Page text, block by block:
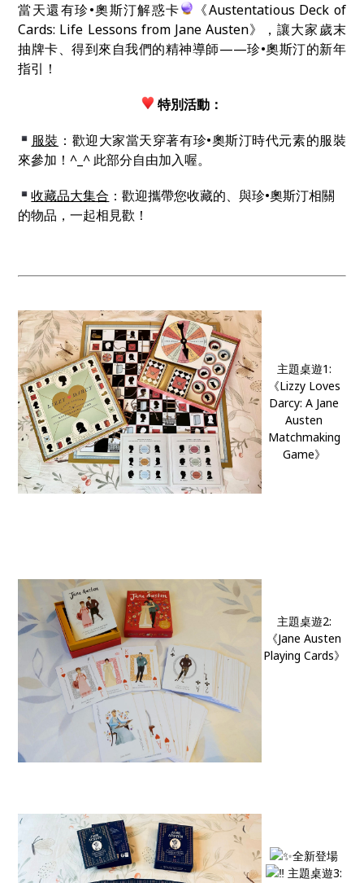
當天還有珍•奧斯汀解惑卡
《Austentatious Deck of
Cards: Life Lessons from Jane Austen》，讓大家歲末
抽牌卡、得到來自我們的精神導師——珍•奧斯汀的新年
指引！
特別活動：
服裝 ：歡迎大家當天穿著有珍•奧斯汀時代元素的服裝
來參加！^_^ 此部分自由加入喔。
收藏品大集合 ：歡迎攜帶您收藏的、與珍•奧斯汀相關
的物品，一起相見歡！
主題桌遊1:
《Lizzy Loves
Darcy: A Jane
Austen
Matchmaking
Game》
主題桌遊2:
《Jane Austen
Playing Cards》
全新登場
主題桌遊3: